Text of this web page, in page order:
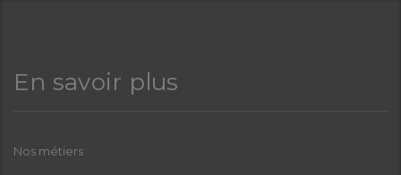
En savoir plus
Nos métiers